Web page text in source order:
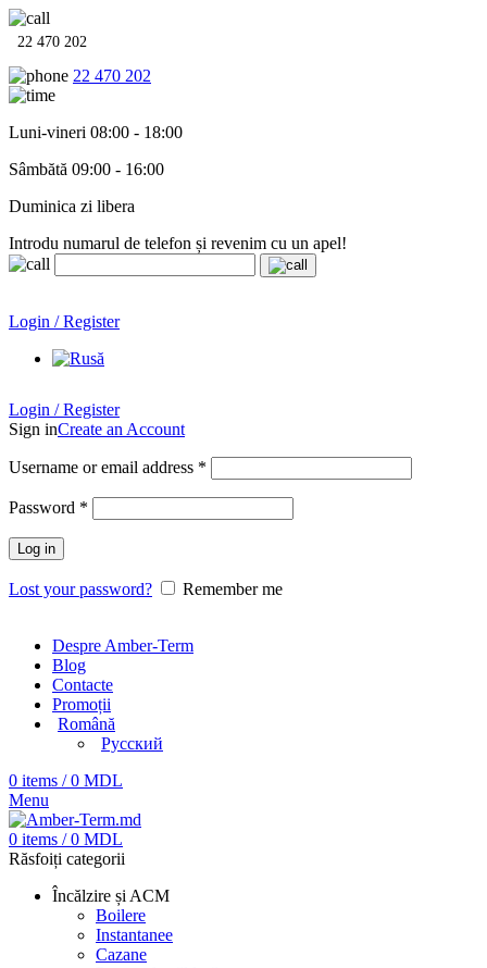
22 470 202
22 470 202
Luni-vineri 08:00 - 18:00
Sâmbătă 09:00 - 16:00
Duminica zi libera
Introdu numarul de telefon și revenim cu un apel!
Login / Register
Login / Register
Sign inCreate an Account
Username or email address *
Password *
Log in
Lost your password? Remember me
Despre Amber-Term
Blog
Contacte
Promoții
Română
Русский
0 items / 0 MDL
Menu
0 items / 0 MDL
Răsfoiți categorii
Încălzire și ACM
Boilere
Instantanee
Cazane